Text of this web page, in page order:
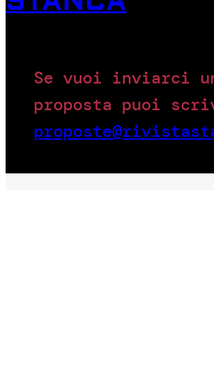
Se vuoi inviarci
proposta puoi